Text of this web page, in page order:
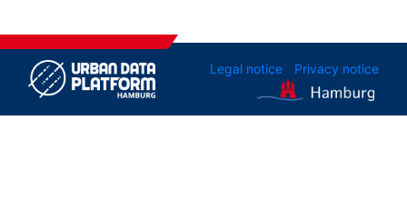
Legal notice Privacy notice